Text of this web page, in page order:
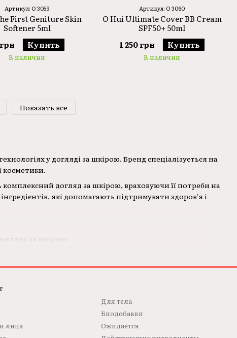
у догляді за шкірою. Бренд спеціалізується на
косметики.
комплексний догляд за шкірою, враховуючи її потреби на
які допомагають підтримувати здоров'я і
за шкірою.
щоб забезпечити найвищий стандарт.
зволожувальні креми, сироватки, тоніки, маски та
Артикул: O 3059
First Geniture Skin
Softener 5ml
Купить
В наличии
Артикул: O 3060
O Hui Ultimate Cover BB Cream
SPF50+ 50ml
1 250 грн
Купить
В наличии
Показать все
лица
Для телa
Биодобавки
Ожидается